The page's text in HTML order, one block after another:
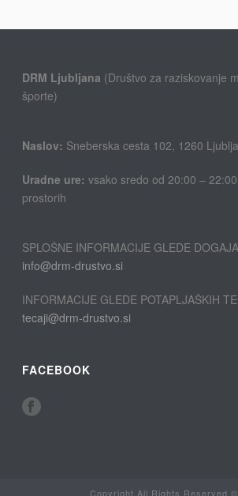
DRM Ljubljana (Društvo za raziskovanje
športe)
Naslov: Sneberska cesta 102, 1260
Uradne ure: vsako sredo od 20:00 –
prostorih
SPLOŠNE INFORMACIJE GLEDE
info@drm-drustvo.si
INFORMACIJE GLEDE POTAPLJAŠKIH
tecaji@drm-drustvo.si
FACEBOOK
Copyright All Rights Reserved